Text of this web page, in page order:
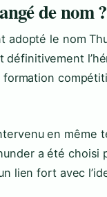
de nom ?
adopté le nom
formation
en même
a été
lien fort avec